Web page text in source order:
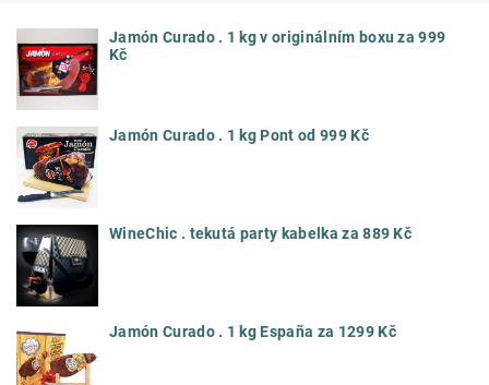
Jamón Curado . 1 kg v originálním boxu za 999
Kč
Jamón Curado . 1 kg Pont od 999 Kč
WineChic . tekutá party kabelka za 889 Kč
Jamón Curado . 1 kg España za 1299 Kč